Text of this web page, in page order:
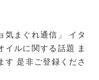
気まぐれ通信」
イタ
イルに関する話題
ま
す 是非ご登録くださ